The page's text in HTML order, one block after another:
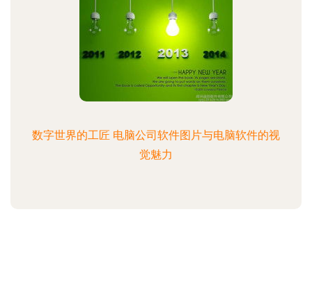
数字世界的工匠 电脑公司软件图片与电脑软件的视
觉魅力